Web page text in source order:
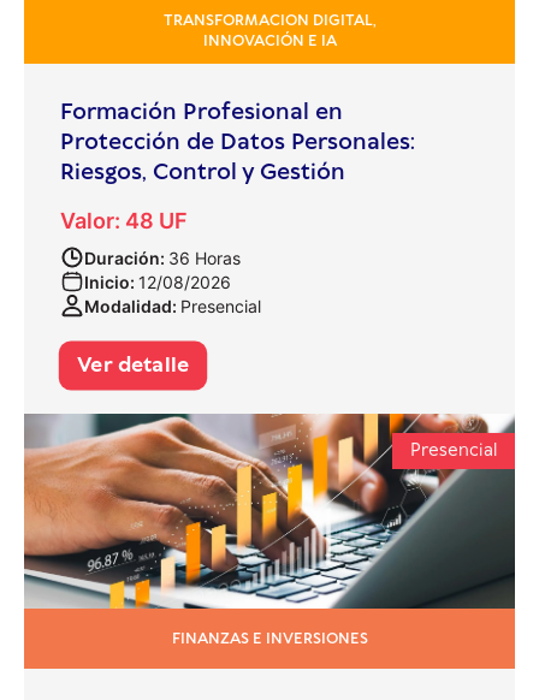
TRANSFORMACION DIGITAL,
INNOVACIÓN E IA
Formación Profesional en
Protección de Datos Personales:
Riesgos, Control y Gestión
Valor: 48 UF
Duración: 36 Horas
Inicio: 12/08/2026
Modalidad: Presencial
Ver detalle
Presencial
FINANZAS E INVERSIONES